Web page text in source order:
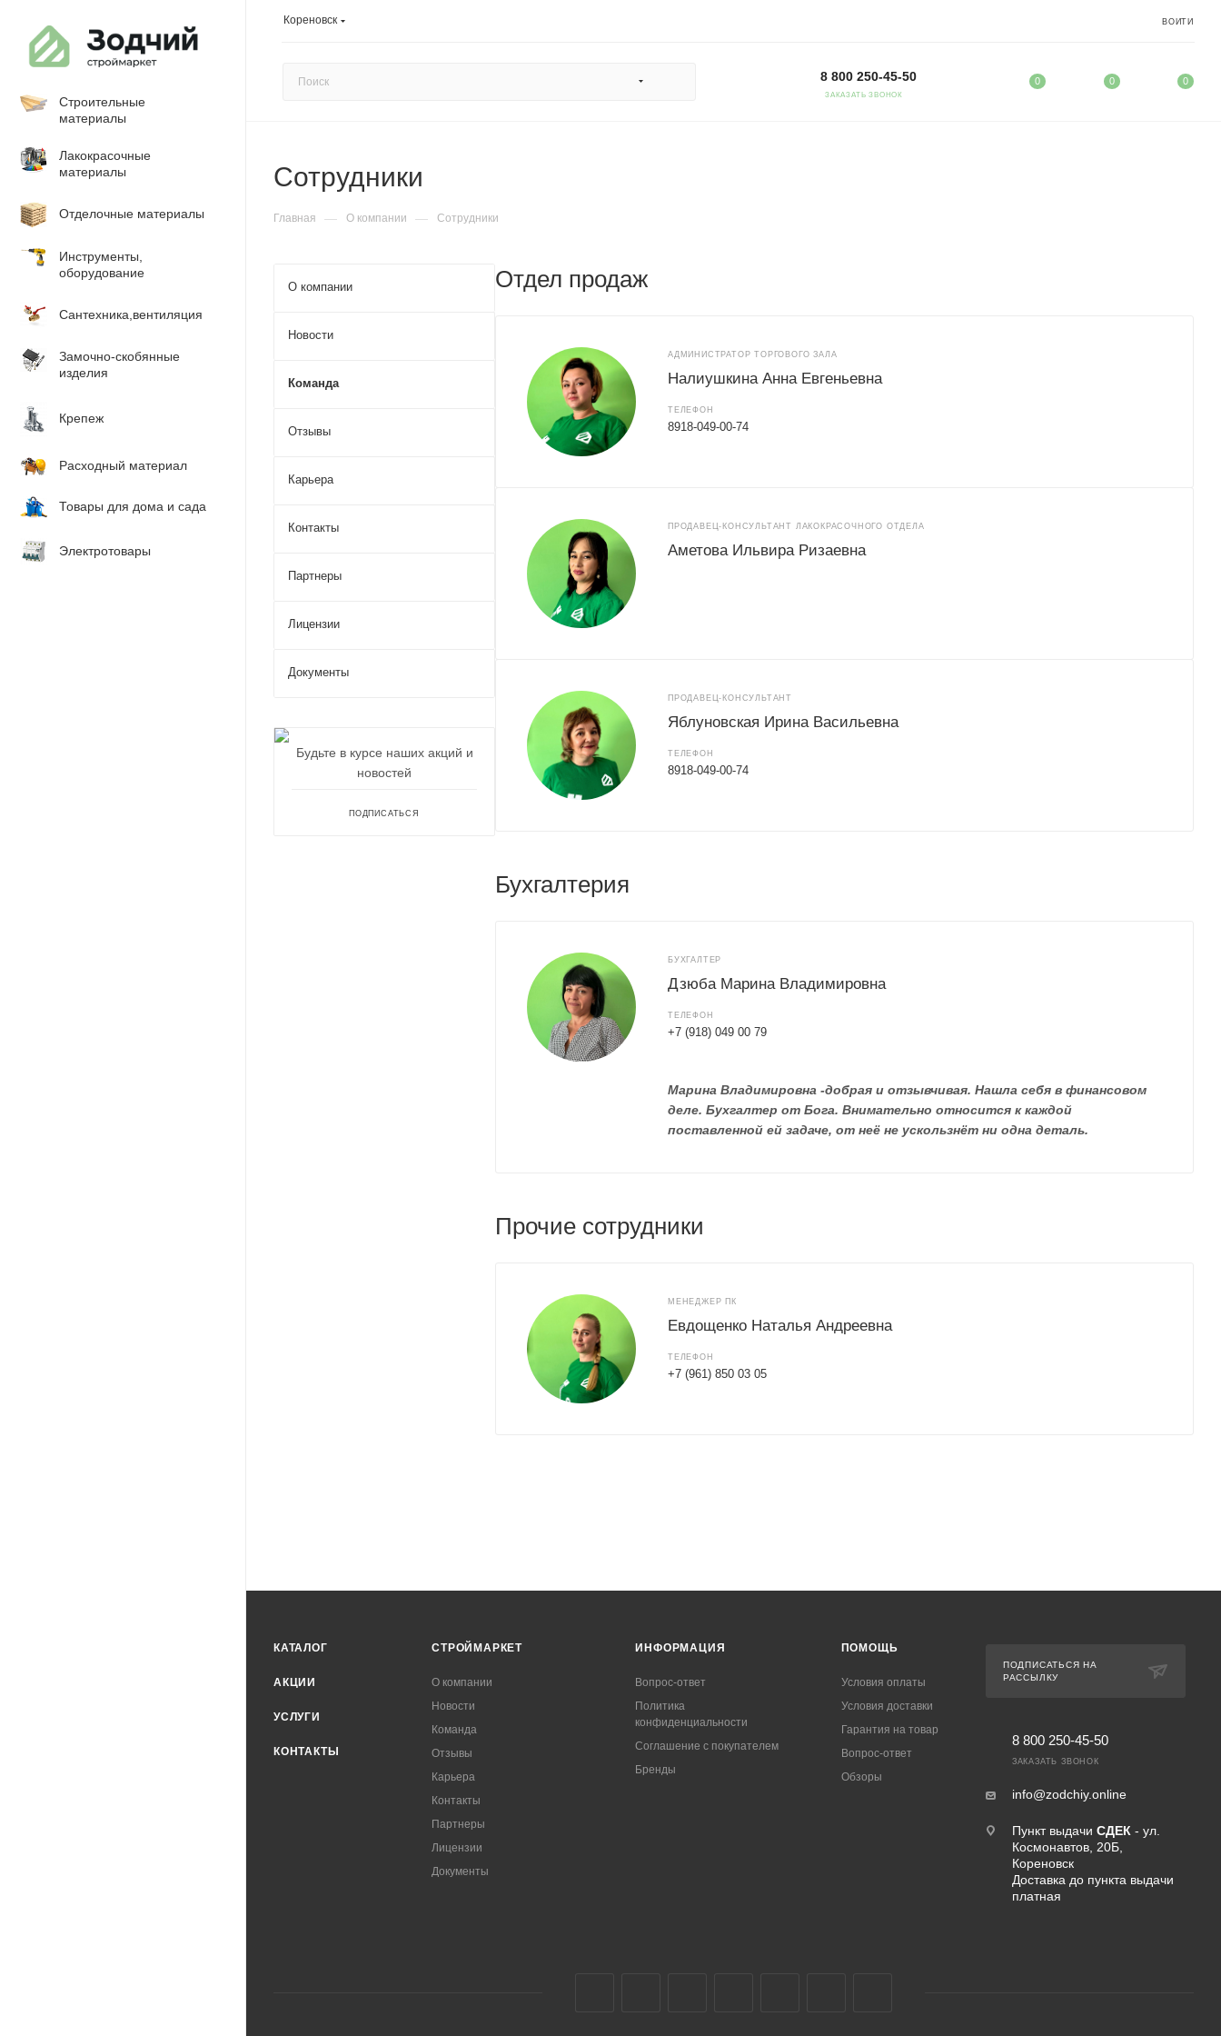
Кореновск ВОЙТИ
8 800 250-45-50
ЗАКАЗАТЬ ЗВОНОК
0 0 0
Строительные
материалы
Лакокрасочные
материалы
Отделочные материалы
Инструменты,
оборудование
Сантехника,вентиляция
Замочно-скобянные
изделия
Крепеж
Расходный материал
Товары для дома и сада
Электротовары
Сотрудники
Главная — О компании — Сотрудники
Отдел продаж
АДМИНИСТРАТОР ТОРГОВОГО ЗАЛА
Налиушкина Анна Евгеньевна
ТЕЛЕФОН
8918-049-00-74
ПРОДАВЕЦ-КОНСУЛЬТАНТ ЛАКОКРАСОЧНОГО ОТДЕЛА
Аметова Ильвира Ризаевна
ПРОДАВЕЦ-КОНСУЛЬТАНТ
Яблуновская Ирина Васильевна
ТЕЛЕФОН
8918-049-00-74
Бухгалтерия
БУХГАЛТЕР
Дзюба Марина Владимировна
ТЕЛЕФОН
+7 (918) 049 00 79
Марина Владимировна -добрая и отзывчивая. Нашла себя в финансовом
деле. Бухгалтер от Бога. Внимательно относится к каждой
поставленной ей задаче, от неё не ускользнёт ни одна деталь.
Прочие сотрудники
МЕНЕДЖЕР ПК
Евдощенко Наталья Андреевна
ТЕЛЕФОН
+7 (961) 850 03 05
О компании
Новости
Команда
Отзывы
Карьера
Контакты
Партнеры
Лицензии
Документы
Будьте в курсе наших акций и
новостей
ПОДПИСАТЬСЯ
КАТАЛОГ
АКЦИИ
УСЛУГИ
КОНТАКТЫ
СТРОЙМАРКЕТ
О компании
Новости
Команда
Отзывы
Карьера
Контакты
Партнеры
Лицензии
Документы
ИНФОРМАЦИЯ
Вопрос-ответ
Политика
конфиденциальности
Соглашение с покупателем
Бренды
ПОМОЩЬ
Условия оплаты
Условия доставки
Гарантия на товар
Вопрос-ответ
Обзоры
ПОДПИСАТЬСЯ НА
РАССЫЛКУ
8 800 250-45-50
ЗАКАЗАТЬ ЗВОНОК
info@zodchiy.online
Пункт выдачи СДЕК - ул.
Космонавтов, 20Б,
Кореновск
Доставка до пункта выдачи
платная